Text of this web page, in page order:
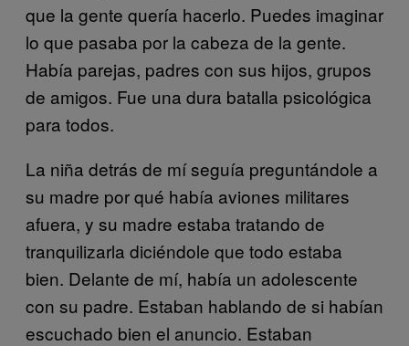
que la gente quería hacerlo. Puedes imaginar
lo que pasaba por la cabeza de la gente.
Había parejas, padres con sus hijos, grupos
de amigos. Fue una dura batalla psicológica
para todos.
La niña detrás de mí seguía preguntándole a
su madre por qué había aviones militares
afuera, y su madre estaba tratando de
tranquilizarla diciéndole que todo estaba
bien. Delante de mí, había un adolescente
con su padre. Estaban hablando de si habían
escuchado bien el anuncio. Estaban